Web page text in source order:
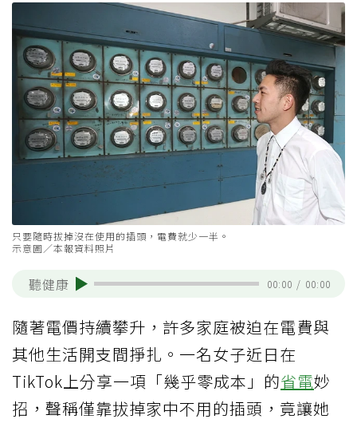
只要隨時拔掉沒在使用的插頭，電費就少一半。
示意圖／本報資料照片
聽健康 00:00 / 00:00
隨著電價持續攀升，許多家庭被迫在電費與
其他生活開支間掙扎。一名女子近日在
TikTok上分享一項「幾乎零成本」的省電妙
招，聲稱僅靠拔掉家中不用的插頭，竟讓她